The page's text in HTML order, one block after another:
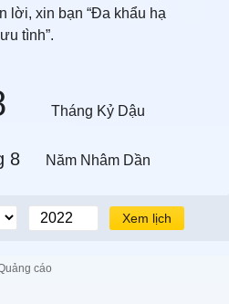
lời, xin bạn “Đa khẩu hạ
lưu tình”.
Tháng Kỷ Dậu
8 Năm Nhâm Dần
Xem lịch